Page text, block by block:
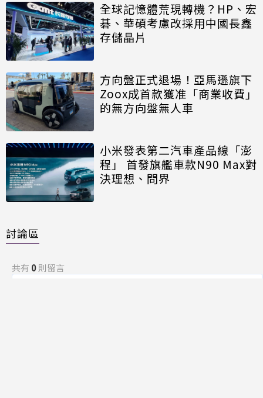
全球記憶體荒現轉機？HP、宏
碁、華碩考慮改採用中國長鑫
存儲晶片
方向盤正式退場！亞馬遜旗下
Zoox成首款獲准「商業收費」
的無方向盤無人車
小米發表第二汽車產品線「澎
程」 首發旗艦車款N90 Max對
決理想、問界
討論區
共有 0則留言